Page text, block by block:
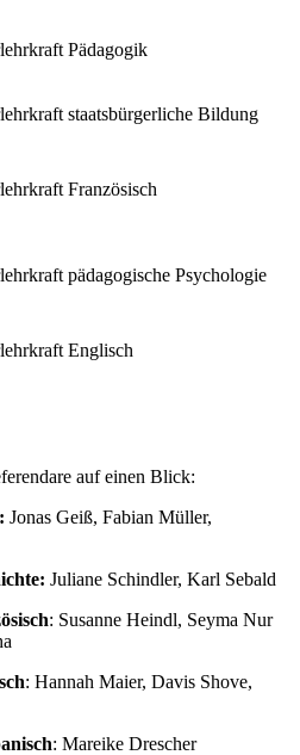
Pädagogik
staatsbürgerliche Bildung
Französisch
pädagogische Psychologie
Englisch
auf einen Blick:
Jonas Geiß, Fabian Müller,
Juliane Schindler, Karl Sebald
: Susanne Heindl, Seyma Nur
: Hannah Maier, Davis Shove,
: Mareike Drescher